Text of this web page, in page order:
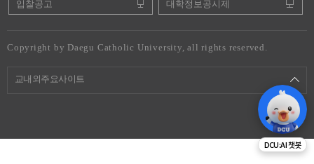
입찰공고 대학정보공시제
Copyright by Daegu Catholic University, all rights reserved.
교내외주요사이트
DCU:AI 챗봇